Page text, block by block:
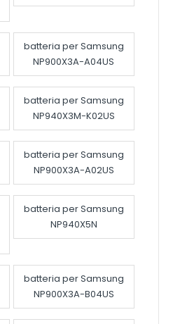
batteria per Samsung
NP900X3A-A04US
batteria per Samsung
NP940X3M-K02US
batteria per Samsung
NP900X3A-A02US
batteria per Samsung
NP940X5N
batteria per Samsung
NP900X3A-B04US